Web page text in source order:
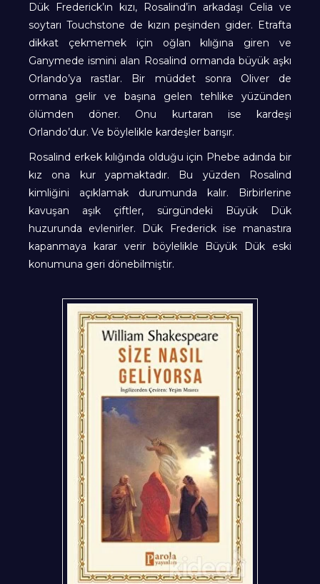
Dük Frederick’ın kızı, Rosalind’in arkadaşı Celia ve
soytarı Touchstone de kızın peşinden gider. Etrafta
dikkat çekmemek için oğlan kılığına giren ve
Ganymede ismini alan Rosalind ormanda büyük aşkı
Orlando’ya rastlar. Bir müddet sonra Oliver de
ormana gelir ve başına gelen tehlike yüzünden
ölümden döner. Onu kurtaran ise kardeşi
Orlando’dur. Ve böylelikle kardeşler barışır.
Rosalind erkek kılığında olduğu için Phebe adında bir
kız ona kur yapmaktadır. Bu yüzden Rosalind
kimliğini açıklamak durumunda kalır. Birbirlerine
kavuşan aşık çiftler, sürgündeki Büyük Dük
huzurunda evlenirler. Dük Frederick ise manastıra
kapanmaya karar verir böylelikle Büyük Dük eski
konumuna geri dönebilmiştir.